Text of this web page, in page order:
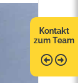
Kontakt
zum Team